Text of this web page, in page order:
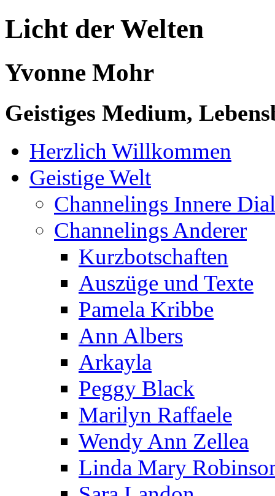
Licht der Welten
Yvonne Mohr
Geistiges Medium,
Herzlich Willkommen
Geistige Welt
Channelings Innere
Channelings Anderer
Kurzbotschaften
Auszüge und Texte
Pamela Kribbe
Ann Albers
Arkayla
Peggy Black
Marilyn Raffaele
Wendy Ann Zellea
Linda Mary